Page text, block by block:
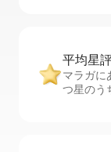
平均星
マラガに
つ星のう